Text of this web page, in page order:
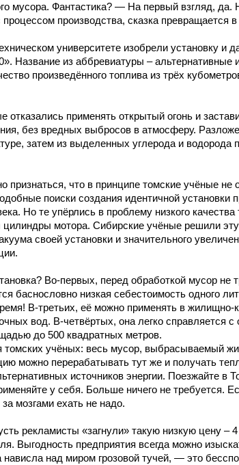
мусора. Фантастика? — На первый взгляд, да.
производства, сказка превращается
университете изобрели установку и
Название из аббревиатуры – альтернативные
произведённого топлива из трёх
отказались применять открытый огонь и
без вредных выбросов в атмосферу.
затем из выделенных углерода и водорода
признаться, что в принципе томские учёные не
поиски создания идентичной установки
Но те упёрлись в проблему низкого
цилиндры мотора. Сибирские учёные решили
своей установки и значительного
Во-первых, перед обработкой мусор не
баснословно низкая себестоимость одного
В-третьих, её можно применять в жилищно-
вод. В-четвёртых, она легко справляется
до 500 квадратных метров.
томских учёных: весь мусор, выбрасываемый
можно перерабатывать тут же и получать
источников энергии. Поезжайте в
у себя. Больше ничего не требуется.
мозгами ехать не надо.
рекламисты «загнули» такую низкую цену –
Выгодность предприятия всегда можно
над миром грозовой тучей, — это